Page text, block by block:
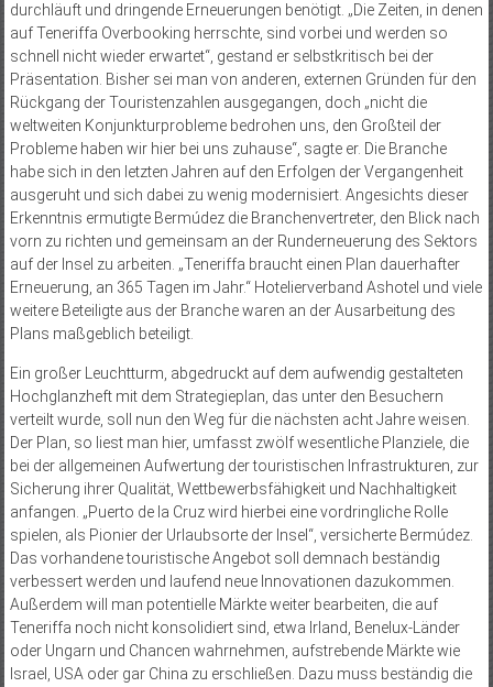
durchläuft und dringende Erneuerungen benötigt. „Die Zeiten, in denen
auf Teneriffa Overbooking herrschte, sind vorbei und werden so
schnell nicht wieder erwartet“, gestand er selbstkritisch bei der
Präsentation. Bisher sei man von anderen, externen Gründen für den
Rückgang der Touristenzahlen ausgegangen, doch „nicht die
weltweiten Konjunkturprobleme bedrohen uns, den Großteil der
Probleme haben wir hier bei uns zuhause“, sagte er. Die Branche
habe sich in den letzten Jahren auf den Erfolgen der Vergangenheit
ausgeruht und sich dabei zu wenig modernisiert. Angesichts dieser
Erkenntnis ermutigte Bermúdez die Branchenvertreter, den Blick nach
vorn zu richten und gemeinsam an der Runderneuerung des Sektors
auf der Insel zu arbeiten. „Teneriffa braucht einen Plan dauerhafter
Erneuerung, an 365 Tagen im Jahr.“ Hotelierverband Ashotel und viele
weitere Beteiligte aus der Branche waren an der Ausarbeitung des
Plans maßgeblich beteiligt.
Ein großer Leuchtturm, abgedruckt auf dem aufwendig gestalteten
Hochglanzheft mit dem Strategieplan, das unter den Besuchern
verteilt wurde, soll nun den Weg für die nächs­ten acht Jahre weisen.
Der Plan, so liest man hier, umfasst zwölf wesentliche Planziele, die
bei der allgemeinen Aufwertung der touristischen Infrastrukturen, zur
Sicherung ihrer Qualität, Wettbewerbsfähigkeit und Nachhaltigkeit
anfangen. „Puerto de la Cruz wird hierbei eine vordringliche Rolle
spielen, als Pionier der Urlaubsorte der Insel“, versicherte Bermúdez.
Das vorhandene touristische Angebot soll demnach beständig
verbessert werden und laufend neue Innovationen dazukommen.
Außerdem will man potentielle Märkte weiter bearbeiten, die auf
Teneriffa noch nicht konsolidiert sind, etwa Irland, Benelux-Länder
oder Ungarn und Chancen wahrnehmen, aufstrebende Märkte wie
Israel, USA oder gar China zu erschließen. Dazu muss beständig die